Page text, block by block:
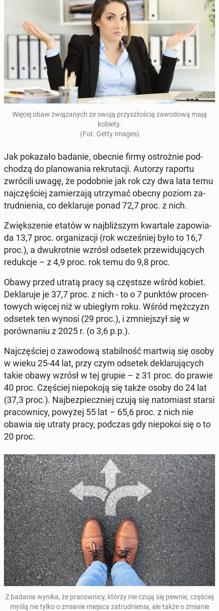
Więcej obaw związanych ze swoją przyszłoś­cią za­wodową mają
kobiety.
(Fot. Getty Images)
Jak pokaza­ło badanie, obecnie firmy os­trożnie pod­
chodzą do planowa­nia rekru­tacji. Autorzy raportu
zwró­cili uwagę, że podob­nie jak rok czy dwa lata temu
na­jczęś­ciej za­mierza­ją utrzy­mać obecny poziom za­
trud­nienia, co deklaru­je ponad 72,7 proc. z nich.
Zwięk­sze­nie etatów w na­jbliższym kwartale za­powia­
da 13,7 proc. or­ga­ni­za­cji (rok wcześniej było to 16,7
proc.), a dwukrot­nie wzrósł odsetek przewidu­ją­cych
re­dukc­je – z 4,9 proc. rok temu do 9,8 proc.
Obawy przed utratą pracy są częst­sze wśród kobiet.
Deklaru­je je 37,7 proc. z nich - to o 7 punktów pro­cen­
towych więcej niż w ubiegłym roku. Wśród mężczyzn
odsetek ten wynosi (29 proc.), i zm­niejszył się w
porów­na­niu z 2025 r. (o 3,6 p.p.).
Na­jczęś­ciej o za­wodową sta­bil­ność martwią się osoby
w wieku 25-44 lat, przy czym odsetek deklaru­ją­cych
takie obawy wzrósł w tej grupie – z 31 proc. do prawie
40 proc. Częś­ciej niepoko­ją się także osoby do 24 lat
(37,3 proc.). Na­jbez­pieczniej czują się nato­mi­ast starsi
pra­cown­i­cy, powyżej 55 lat – 65,6 proc. z nich nie
obawia się utraty pracy, podczas gdy niepokoi się o to
20 proc.
Z badania wynika, że pra­cown­i­cy, którzy nie czują się pewnie, częś­ciej
myślą nie tylko o zmianie miejsca za­trud­nienia, ale także o zmianie